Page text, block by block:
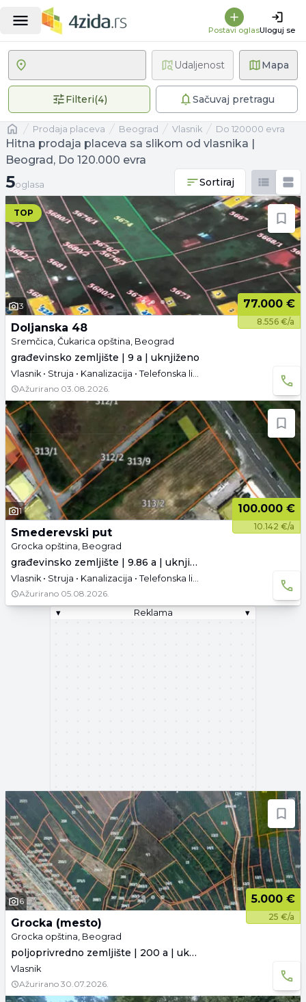
Postavi oglasUloguj se
Mapa
Filteri(4)4 primenjena filteraSačuvaj pretragu
Udaljenost
Naslovnaprodaja placeva Beograd vlasnik Do 120000 evra
Hitna prodaja placeva sa slikom od vlasnika |
Beograd, Do 120.000 evra
5 oglasa
5oglasa Sortiraj
TOP
3 77.000 €
8.556 €/a
Doljanska 48
Sremčica, Čukarica opština, Beograd
građevinsko zemljište | 9 a | uknjiženo
Vlasnik • Struja • Kanalizacija • Telefonska linija
Ažurirano 03.08.2026.
1 100.000 €
10.142 €/a
Smederevski put
Grocka opština, Beograd
građevinsko zemljište | 9.86 a | uknjiženo
Vlasnik • Struja • Kanalizacija • Telefonska linija • Asfaltni pristup
Ažurirano 05.08.2026.
▾
Reklama ▾
6 5.000 €
25 €/a
Grocka (mesto)
Grocka opština, Beograd
poljoprivredno zemljište | 200 a | uknjiženo
Vlasnik
Ažurirano 30.07.2026.